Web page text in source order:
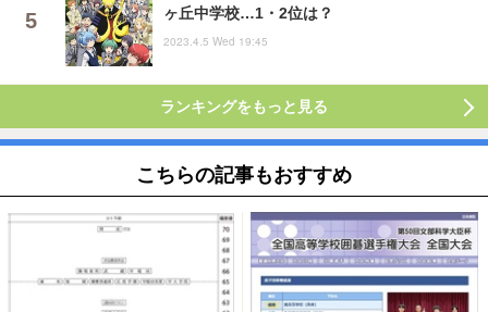
ヶ丘中学校…1・2位は？
2023.4.5 Wed 19:45
ランキングをもっと見る
こちらの記事もおすすめ